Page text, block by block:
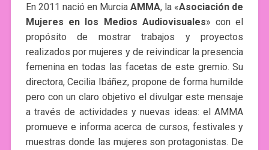
En 2011 nació en MurciaAMMA, la «Asociación de
Mujeres en los Medios Audiovisuales» con el
propósito de mostrar trabajos y proyectos
realizados por mujeres y de reivindicar la presencia
femenina en todas las facetas de este gremio. Su
directora, Cecilia Ibáñez, propone de forma humilde
pero con un claro objetivo el divulgar este mensaje
a través de actividades y nuevas ideas: el AMMA
promueve e informa acerca de cursos, festivales y
muestras donde las mujeres son protagonistas. De